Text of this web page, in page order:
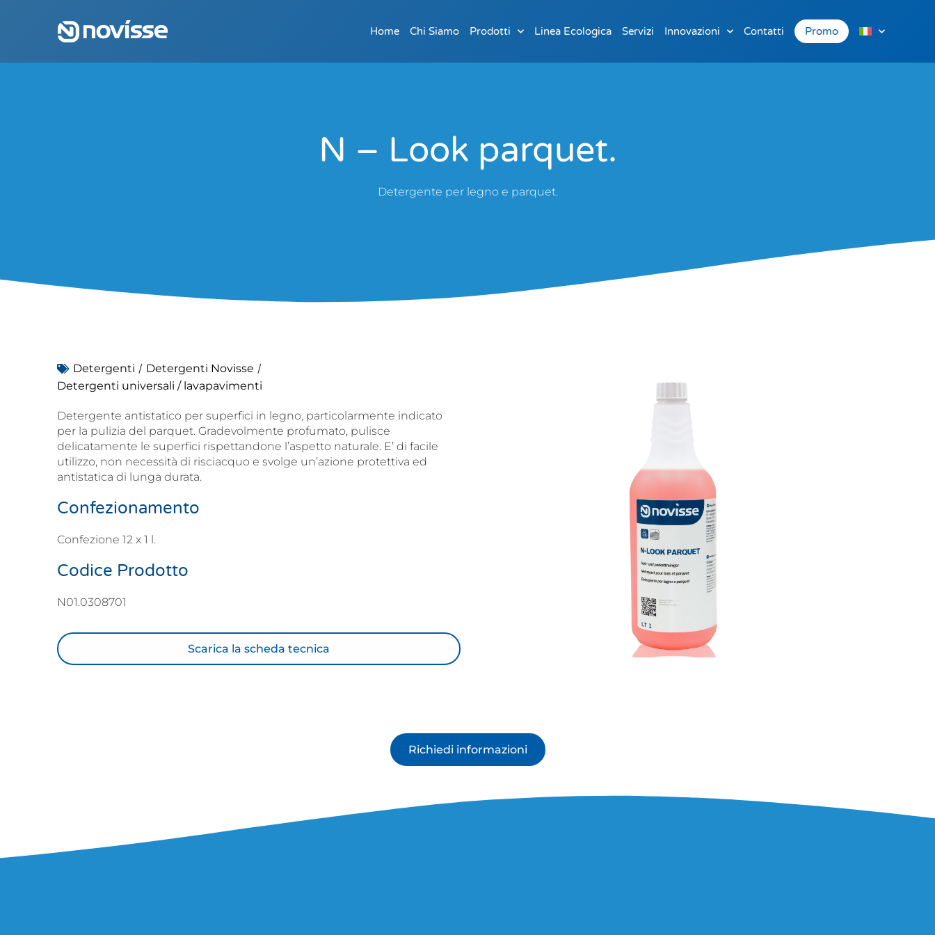
Home Chi Siamo Prodotti Linea Ecologica Servizi Innovazioni Contatti Promo
N – Look parquet.
Detergente per legno e parquet.
Detergenti / Detergenti Novisse /
Detergenti universali / lavapavimenti
Detergente antistatico per superfici in legno, particolarmente indicato
per la pulizia del parquet. Gradevolmente profumato, pulisce
delicatamente le superfici rispettandone l’aspetto naturale. E’ di facile
utilizzo, non necessità di risciacquo e svolge un’azione protettiva ed
antistatica di lunga durata.
Confezionamento
Confezione 12 x 1 l.
Codice Prodotto
N01.0308701
Scarica la scheda tecnica
Richiedi informazioni